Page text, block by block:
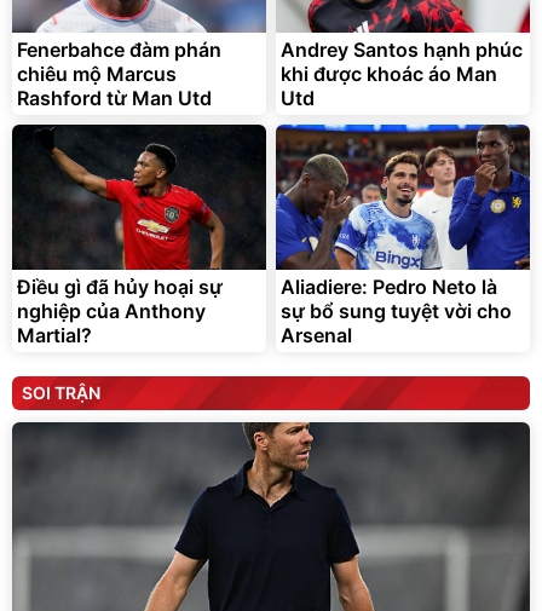
Fenerbahce đàm phán
chiêu mộ Marcus
Rashford từ Man Utd
Andrey Santos hạnh phúc
khi được khoác áo Man
Utd
Điều gì đã hủy hoại sự
nghiệp của Anthony
Martial?
Aliadiere: Pedro Neto là
sự bổ sung tuyệt vời cho
Arsenal
SOI TRẬN